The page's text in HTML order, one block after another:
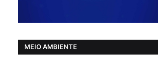
MEIO AMBIENTE